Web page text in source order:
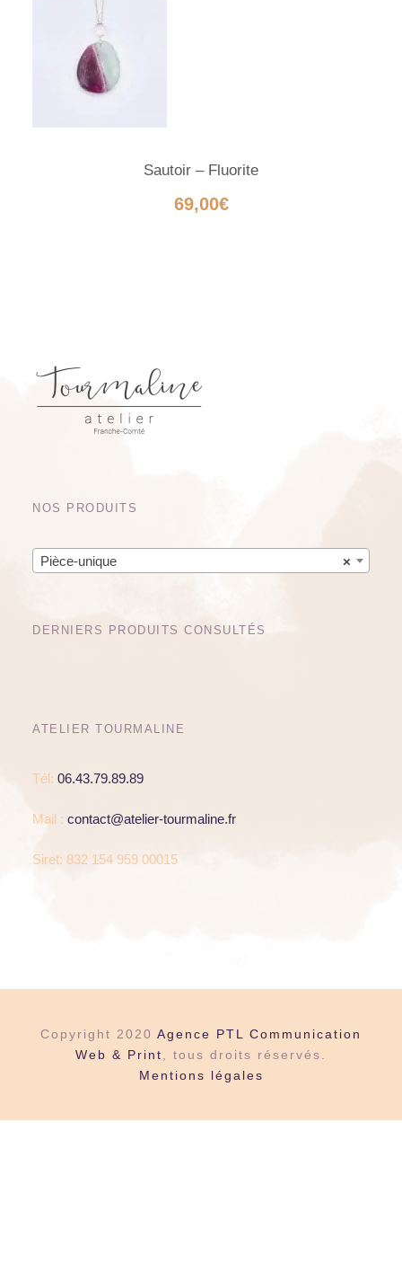
Sautoir – Fluorite
69,00€
NOS PRODUITS
×
Pièce-unique
DERNIERS PRODUITS CONSULTÉS
ATELIER TOURMALINE
Tél: 06.43.79.89.89
Mail : contact@atelier-tourmaline.fr
Siret: 832 154 959 00015
Copyright 2020 Agence PTL Communication
Web & Print
, tous droits réservés.
Mentions légales